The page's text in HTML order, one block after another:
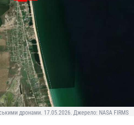
дронами. 17.05.2026. Джерело: NASA FIRMS